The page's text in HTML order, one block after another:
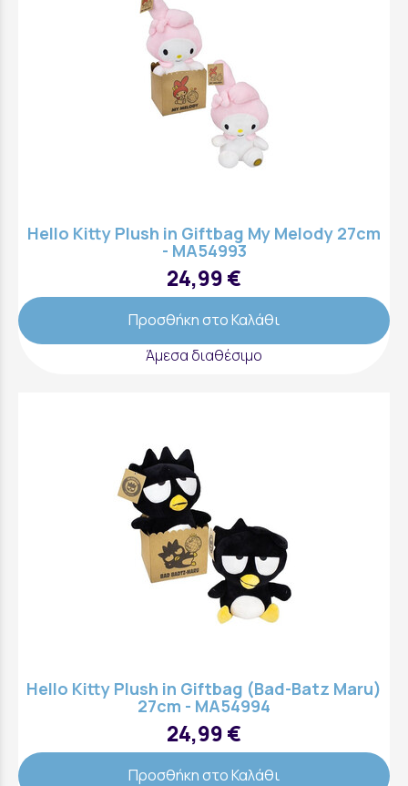
Hello Kitty Plush in Giftbag My Melody 27cm
- MA54993
24,99 €
Προσθήκη στο Καλάθι
Άμεσα διαθέσιμο
Hello Kitty Plush in Giftbag (Bad-Batz Maru)
27cm - MA54994
24,99 €
Προσθήκη στο Καλάθι